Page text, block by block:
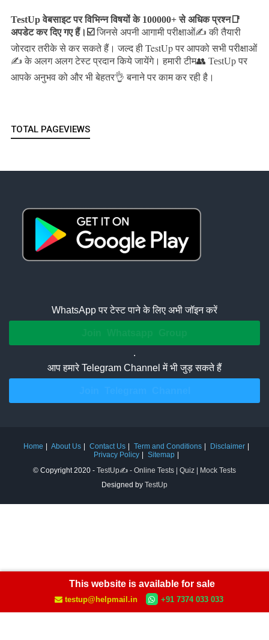
This website is available for sale
testup@helpmail.in +91 7374 033 033
TestUp वेबसाइट पर विभिन्न विषयों के 100000+ से अधिक प्रश्न📑
अपडेट कर दिए गए हैं। ☑️ जिनसे अपनी आगामी परीक्षाओं✍️ की तैयारी
जोरदार तरीके से कर सकते हैं।जल्द ही TestUp पर आपको सभी परीक्षाओं
✍️ के अलग अलग टेस्ट प्रदान किये जायेंगे। हमारी टीम👥 TestUp पर
आपके अनुभव को और भी बेहतर👌 बनाने पर काम कर रही है।
TOTAL PAGEVIEWS
WhatsApp पर टेस्ट पाने के लिए अभी जॉइन करें
.
आप हमारे Telegram Channel में भी जुड़ सकते हैं
Home About Us Contact Us Term and Conditions
Disclaimer
Privacy Policy
Sitemap
© Copyright 2020 - TestUp✍️ - Online Tests | Quiz | Mock Tests
Designed by TestUp